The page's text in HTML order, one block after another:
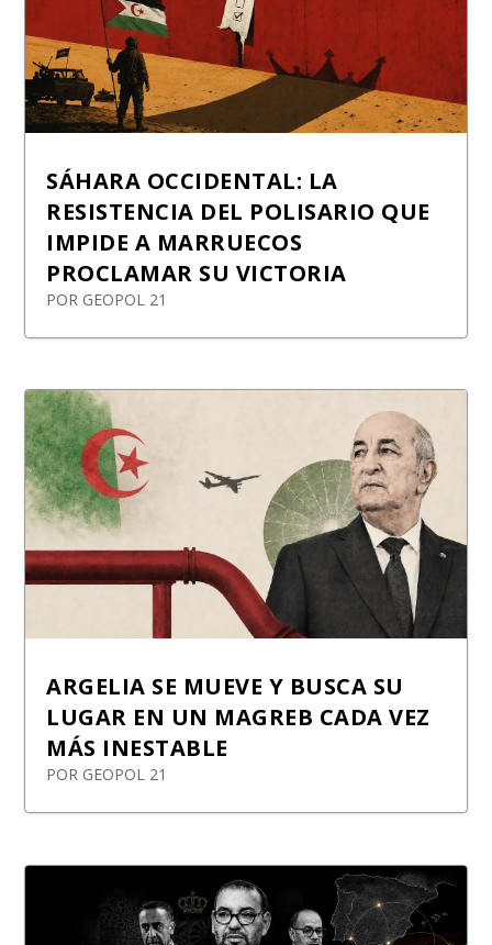
SÁHARA OCCIDENTAL: LA
RESISTENCIA DEL POLISARIO QUE
IMPIDE A MARRUECOS
PROCLAMAR SU VICTORIA
POR GEOPOL 21
ARGELIA SE MUEVE Y BUSCA SU
LUGAR EN UN MAGREB CADA VEZ
MÁS INESTABLE
POR GEOPOL 21